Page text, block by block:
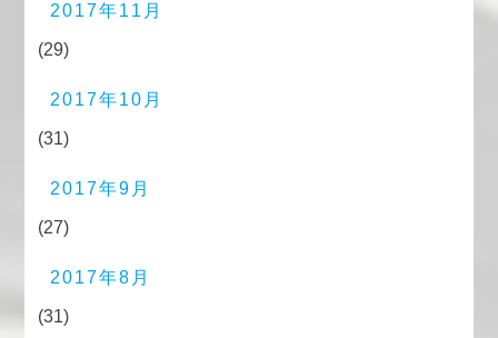
2017年11月
(29)
2017年10月
(31)
2017年9月
(27)
2017年8月
(31)